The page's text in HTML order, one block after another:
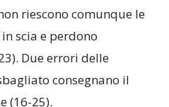
reagisce con Coneo che
e riduce lo
riescono comunque le
scia e perdono
Due errori delle